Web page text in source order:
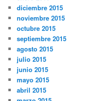
diciembre 2015
noviembre 2015
octubre 2015
septiembre 2015
agosto 2015
julio 2015
junio 2015
mayo 2015
abril 2015